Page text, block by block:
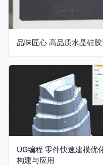
品味匠心 高品质水晶硅
UG编程 零件快速建模优
构建与应用